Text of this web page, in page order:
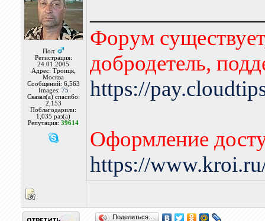
Пол:
Регистрация:
24.01.2005
Адрес: Троицк,
Москва
Сообщений: 6,563
Images: 75
Сказал(а) спасибо:
2,153
Поблагодарили:
1,035 раз(а)
Репутация:39614
Форум
добродетель,
https://
Оформление
https://
Поделиться…